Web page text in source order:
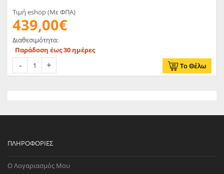
Τιμή eshop (Με ΦΠΑ)
439,00€
Διαθεσιμότητα:
Παράδοση έως 30 ημέρες
Το Θέλω
ΠΛΗΡΟΦΟΡΊΕΣ
Ο Λογαριασμός Μου